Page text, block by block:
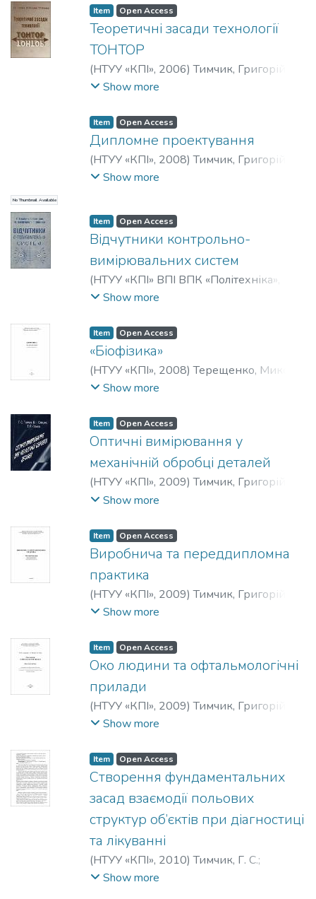
уменьшить погрешность на порядок по
сравнению с размером фотоэлементов
ПЗС.
Item Open Access
Теоретичні засади технології
ТОНТОР
(НТУУ «КПІ», 2006)Тимчик, Григорій
Семенович;Скицюк, Володимир
Реджинальдівна
Show more
No Thumbnail Available
Item Open Access
Дипломне проектування
(НТУУ «КПІ», 2008)Тимчик, Григорій
Семенович;Терещенко, Микола
Show more
Item Open Access
Відчутники контрольно-
вимірювальних систем
(НТУУ «КПІ» ВПІ ВПК «Політехніка»
2008)Тимчик, Григорій Семенович
Вайнтрауб, Марк Абрамович
Тетяна Реджинальдівна
Show more
Item Open Access
«Біофізика»
(НТУУ «КПІ», 2008)Терещенко, Микола
Федорович;Стельмах, Наталія
Васильович
Show more
Item Open Access
Оптичні вимірювання у
механічній обробці деталей
(НТУУ «КПІ», 2009)Тимчик, Григорій
Семенович;Скицюк, Володимир
Реджинальдівна
Show more
Item Open Access
Виробнича та переддипломна
практика
(НТУУ «КПІ», 2009)Тимчик, Григорій
Семенович;Держук, Володимир
Федорович
Show more
Item Open Access
Око людини та офтальмологічні
прилади
(НТУУ «КПІ», 2009)Тимчик, Григорій
Семенович;Сокуренко, Вячеслав
Show more
Item Open Access
Створення фундаментальних
засад взаємодії польових
структур об’єктів при діагностиці
та лікуванні
(НТУУ «КПІ», 2010)Тимчик, Г. С.;
Tymchyk, Gregory S.
Show more